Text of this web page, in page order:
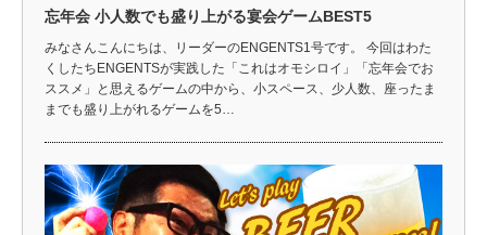
忘年会 小人数でも盛り上がる宴会ゲームBEST5
みなさんこんにちは、リーダーのENGENTS1号です。 今回はわた
くしたちENGENTSが実践した「これはオモシロイ」「忘年会でお
ススメ」と思えるゲームの中から、小スペース、少人数、座ったま
までも盛り上がれるゲームを5…